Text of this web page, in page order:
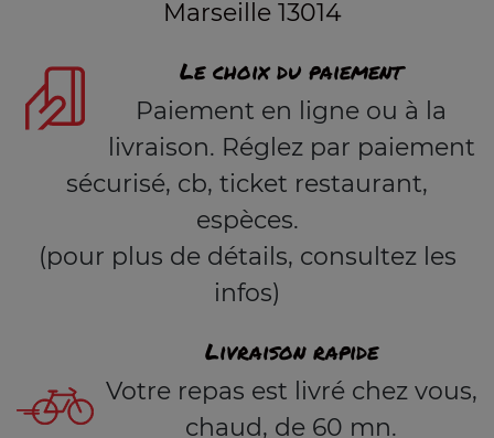
Marseille 13014
Le choix du paiement
Paiement en ligne ou à la
livraison. Réglez par paiement
sécurisé, cb, ticket restaurant,
espèces.
(pour plus de détails, consultez les
infos)
Livraison rapide
Votre repas est livré chez vous,
chaud, de 60 mn.